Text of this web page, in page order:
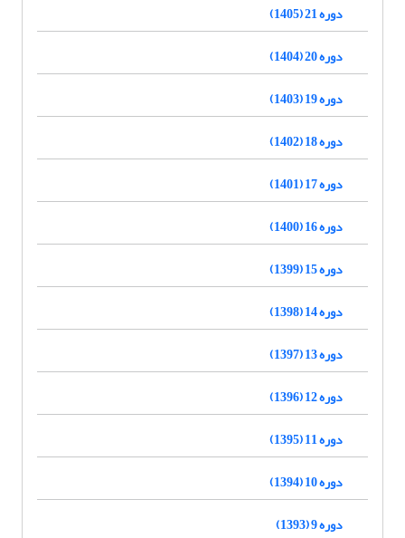
دوره 21 (1405)
دوره 20 (1404)
دوره 19 (1403)
دوره 18 (1402)
دوره 17 (1401)
دوره 16 (1400)
دوره 15 (1399)
دوره 14 (1398)
دوره 13 (1397)
دوره 12 (1396)
دوره 11 (1395)
دوره 10 (1394)
دوره 9 (1393)